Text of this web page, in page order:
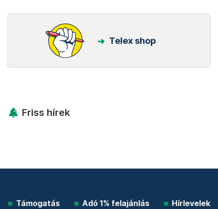
Telex shop
Friss hírek
Támogatás Adó 1% felajánlás Hírlevelek